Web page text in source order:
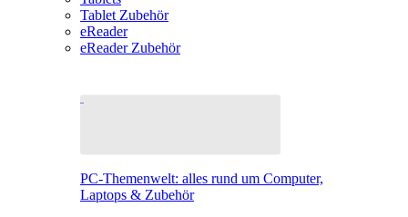
Tablet Zubehör
eReader
eReader Zubehör
PC-Themenwelt: alles rund um Computer,
Laptops & Zubehör